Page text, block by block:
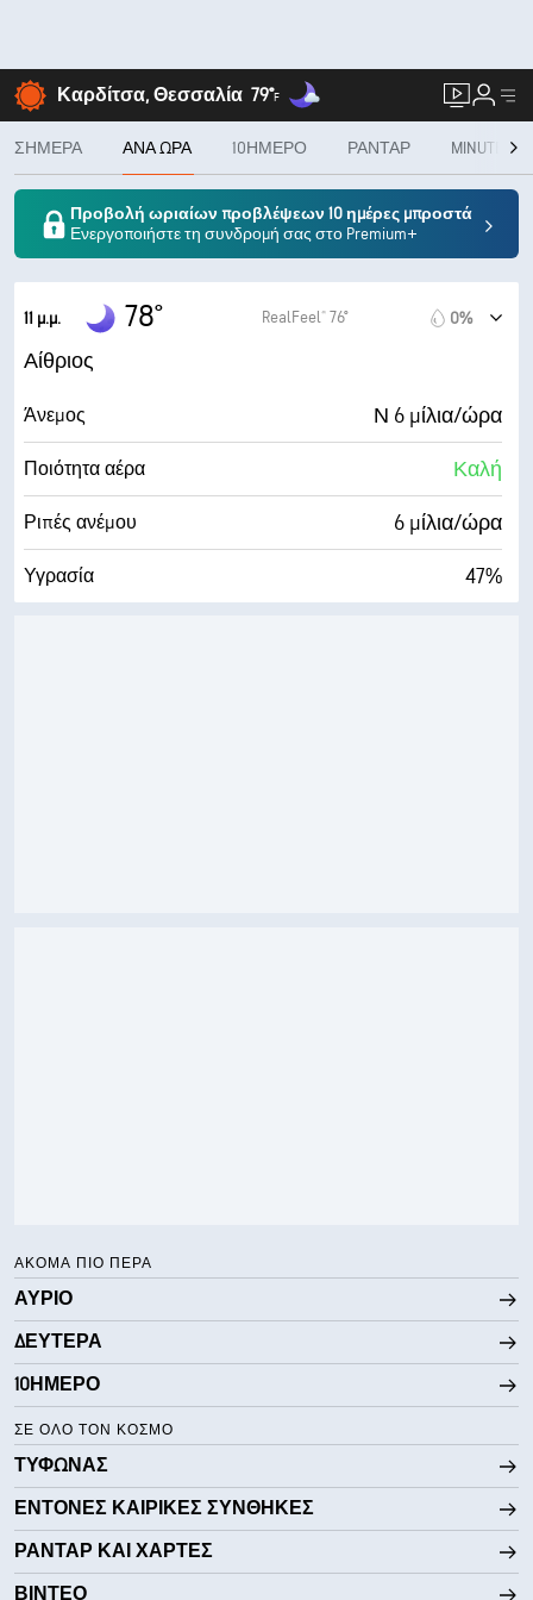
Καρδίτσα, Θεσσαλία 79°F
ΣΉΜΕΡΑ ΑΝΆ ΏΡΑ 10ΉΜΕΡΟ ΡΑΝΤΆΡ
Προβολή ωριαίων προβλέψεων 10 ημέρες μπροστά
Ενεργοποιήστε τη συνδρομή σας στο Premium+
11 μ.μ. 78° RealFeel® 76° 0%
Αίθριος
Άνεμος Ν 6 μίλια/ώρα
Ποιότητα αέρα Καλή
Ριπές ανέμου 6 μίλια/ώρα
Υγρασία 47%
ΑΚΌΜΑ ΠΙΟ ΠΈΡΑ
ΑΎΡΙΟ
ΔΕΥΤΈΡΑ
10ΉΜΕΡΟ
ΣΕ ΌΛΟ ΤΟΝ ΚΌΣΜΟ
ΤΥΦΏΝΑΣ
ΈΝΤΟΝΕΣ ΚΑΙΡΙΚΈΣ ΣΥΝΘΉΚΕΣ
ΡΑΝΤΆΡ ΚΑΙ ΧΆΡΤΕΣ
ΒΊΝΤΕΟ